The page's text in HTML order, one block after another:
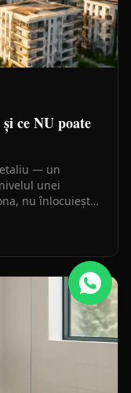
ce NU poate
— un
unei
nu înlocuiește